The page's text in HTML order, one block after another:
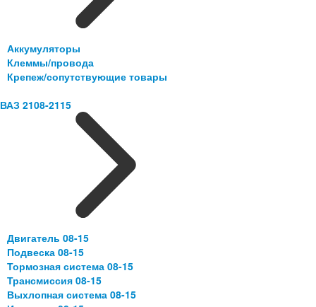
Аккумуляторы
Клеммы/провода
Крепеж/сопутствующие товары
ВАЗ 2108-2115
Двигатель 08-15
Подвеска 08-15
Тормозная система 08-15
Трансмиссия 08-15
Выхлопная система 08-15